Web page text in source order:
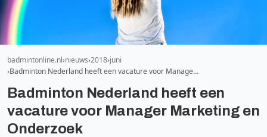
badmintonline.nl nieuws 2018 juni
Badminton Nederland heeft een vacature voor Manage…
Badminton Nederland heeft een
vacature voor Manager Marketing en
Onderzoek